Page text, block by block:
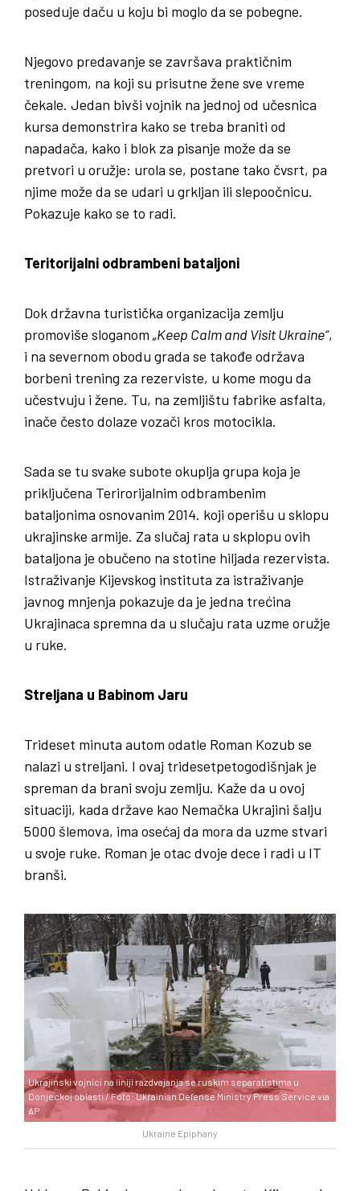
poseduje daču u koju bi moglo da se pobegne.
Njegovo predavanje se završava praktičnim
treningom, na koji su prisutne žene sve vreme
čekale. Jedan bivši vojnik na jednoj od učesnica
kursa demonstrira kako se treba braniti od
napadača, kako i blok za pisanje može da se
pretvori u oružje: urola se, postane tako čvsrt, pa
njime može da se udari u grkljan ili slepoočnicu.
Pokazuje kako se to radi.
Teritorijalni odbrambeni bataljoni
Dok državna turistička organizacija zemlju
promoviše sloganom „Keep Calm and Visit Ukraine“,
i na severnom obodu grada se takođe održava
borbeni trening za rezerviste, u kome mogu da
učestvuju i žene. Tu, na zemljištu fabrike asfalta,
inače često dolaze vozači kros motocikla.
Sada se tu svake subote okuplja grupa koja je
priključena Terirorijalnim odbrambenim
bataljonima osnovanim 2014. koji operišu u sklopu
ukrajinske armije. Za slučaj rata u skplopu ovih
bataljona je obučeno na stotine hiljada rezervista.
Istraživanje Kijevskog instituta za istraživanje
javnog mnjenja pokazuje da je jedna trećina
Ukrajinaca spremna da u slučaju rata uzme oružje
u ruke.
Streljana u Babinom Jaru
Trideset minuta autom odatle Roman Kozub se
nalazi u streljani. I ovaj tridesetpetogodišnjak je
spreman da brani svoju zemlju. Kaže da u ovoj
situaciji, kada države kao Nemačka Ukrajini šalju
5000 šlemova, ima osećaj da mora da uzme stvari
u svoje ruke. Roman je otac dvoje dece i radi u IT
branši.
Ukraine Epiphany
Ukrajinski vojnici na liniji razdvajanja se ruskim separatistima u
Donjeckoj oblasti / Foto: Ukrainian Defense Ministry Press Service via
AP